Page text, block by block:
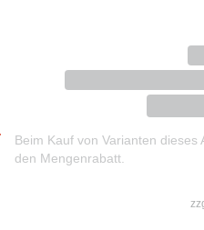
Beim Kauf von Varianten
den Mengenrabatt.